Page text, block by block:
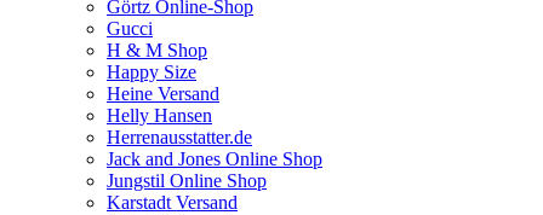
Görtz Online-Shop
Gucci
H & M Shop
Happy Size
Heine Versand
Helly Hansen
Herrenausstatter.de
Jack and Jones Online Shop
Jungstil Online Shop
Karstadt Versand